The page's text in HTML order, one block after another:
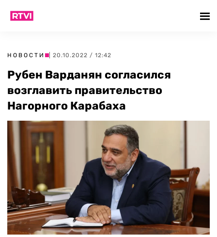
НОВОСТИ | 20.10.2022 / 12:42
Рубен Варданян согласился
возглавить правительство
Нагорного Карабаха